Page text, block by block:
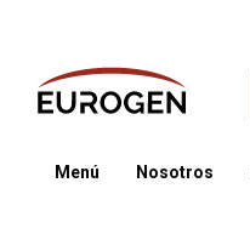
Menú Nosotros